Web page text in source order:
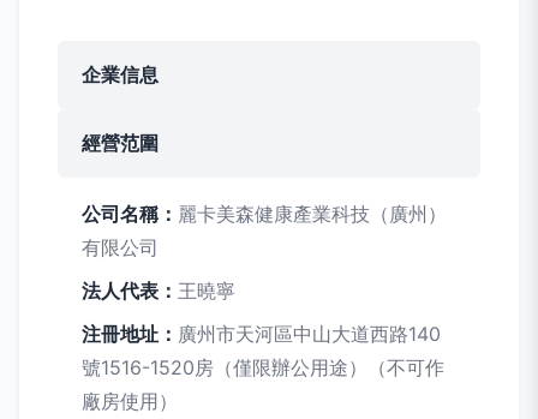
企業信息
經營范圍
公司名稱： 麗卡美森健康產業科技（廣州）
有限公司
法人代表： 王曉寧
注冊地址： 廣州市天河區中山大道西路140
號1516-1520房（僅限辦公用途）（不可作
廠房使用）